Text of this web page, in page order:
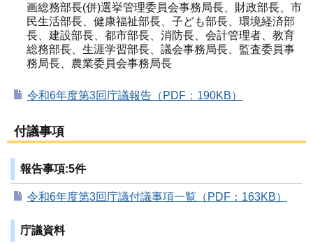
画総務部長(併)選挙管理委員会事務局長、財政部長、市
民生活部長、健康福祉部長、子ども部長、環境経済部
長、建設部長、都市部長、消防長、会計管理者、教育
総務部長、生涯学習部長、議会事務局長、監査委員事
務局長、農業委員会事務局長
令和6年度第3回庁議報告（PDF：190KB）
付議事項
報告事項:5件
令和6年度第3回庁議付議事項一覧（PDF：163KB）
庁議資料